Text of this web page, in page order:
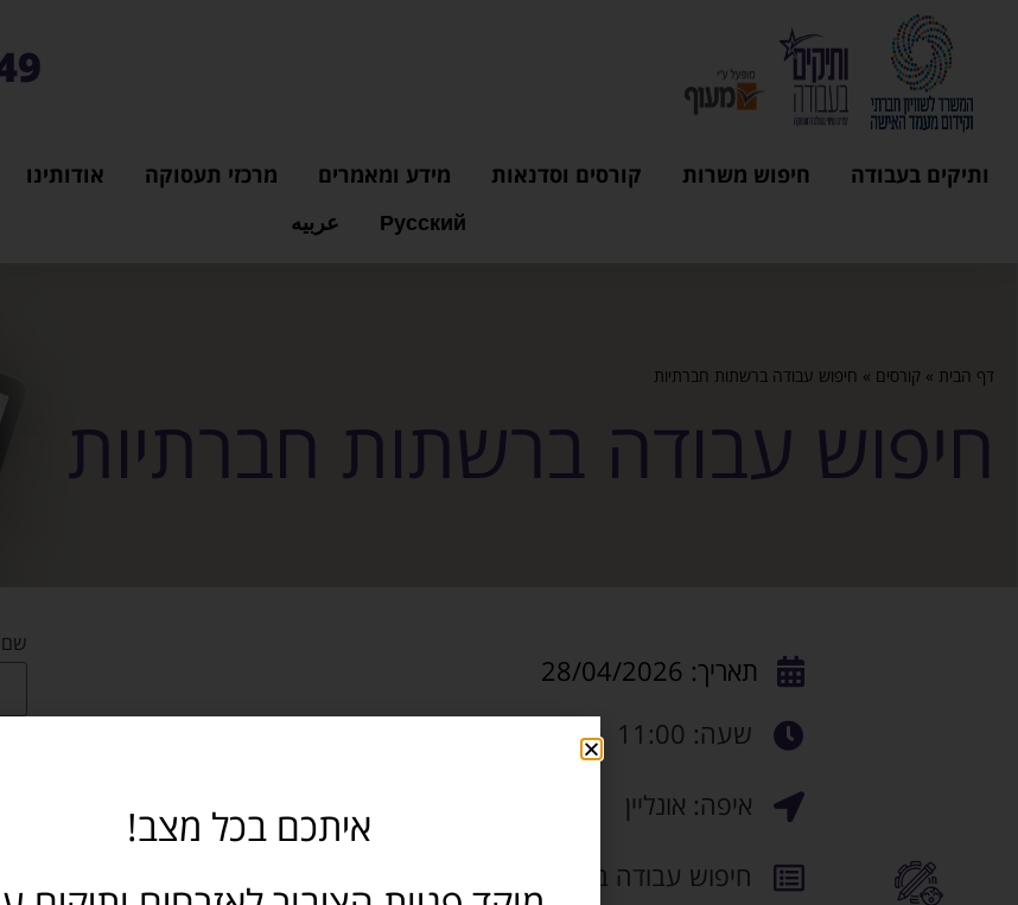
ותיקים בעבודה חיפוש משרות קורסים וסדנאות מידע ומאמרים מרכזי תעסוקה אודותינו
Русский
عربيه
דף הבית » קורסים » חיפוש עבודה ברשתות חברתיות
חיפוש עבודה ברשתות חברתיות
תאריך: 28/04/2026
שעה: 11:00
איפה: אונליין
חיפוש עבודה בעידן הדיגיטל: הדרכת אונליין לשימוש נכון ברשתות
איתכם בכל מצב!